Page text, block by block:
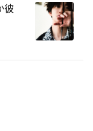
彼